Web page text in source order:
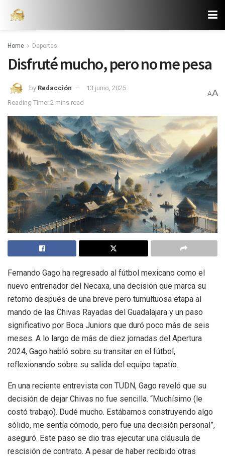
Home Deportes
Disfruté mucho, pero no me pesa
by Redacción
13 junio, 2025
Reading Time: 2 mins read
AA
Fernando Gago ha regresado al fútbol mexicano como el
nuevo entrenador del Necaxa, una decisión que marca su
retorno después de una breve pero tumultuosa etapa al
mando de las Chivas Rayadas del Guadalajara y un paso
significativo por Boca Juniors que duró poco más de seis
meses. A lo largo de más de diez jornadas del Apertura
2024, Gago habló sobre su transitar en el fútbol,
reflexionando sobre su salida del equipo tapatío.
En una reciente entrevista con TUDN, Gago reveló que su
decisión de dejar Chivas no fue sencilla. “Muchísimo (le
costó trabajo). Dudé mucho. Estábamos construyendo algo
sólido, me sentía cómodo, pero fue una decisión personal”,
aseguró. Este paso se dio tras ejecutar una cláusula de
rescisión de contrato. A pesar de haber recibido otras